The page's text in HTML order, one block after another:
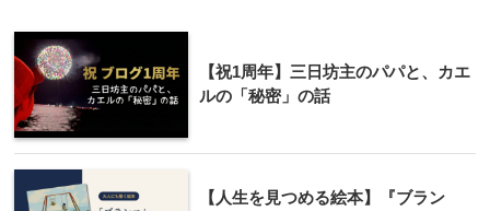
【祝1周年】三日坊主のパパと、カエ
ルの「秘密」の話
【人生を見つめる絵本】『ブラン